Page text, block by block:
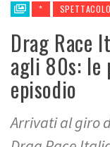
* SPETTACOLO
Drag Race
agli 80s: le
episodio
Arrivati al giro